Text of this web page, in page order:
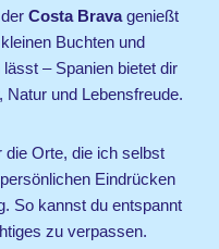
Costa Bravagenießt
Buchten und
– Spanien bietet dir
und Lebensfreude.
die Orte, die ich selbst
Eindrücken
So kannst du entspannt
zu verpassen.